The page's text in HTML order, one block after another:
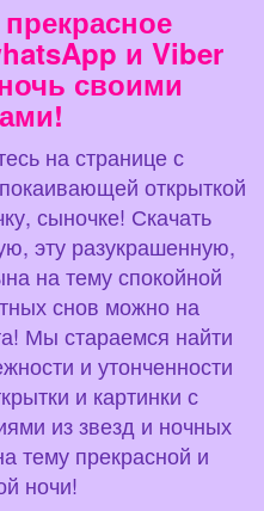
и Viber
своими
на странице с
открыткой
сыночке! Скачать
эту разукрашенную,
на тему спокойной
снов можно на
Мы стараемся найти
и утонченности
и картинки с
из звезд и ночных
тему прекрасной и
ночи!